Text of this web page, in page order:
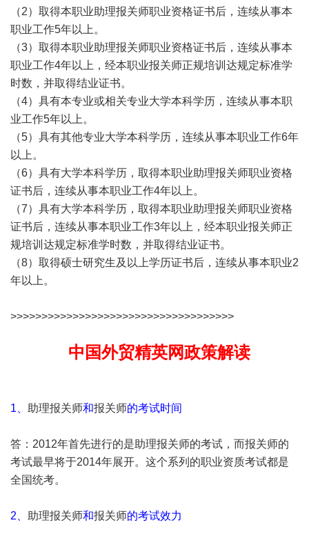
（2）取得本职业助理报关师职业资格证书后，连续从事本
职业工作5年以上。
（3）取得本职业助理报关师职业资格证书后，连续从事本
职业工作4年以上，经本职业报关师正规培训达规定标准学
时数，并取得结业证书。
（4）具有本专业或相关专业大学本科学历，连续从事本职
业工作5年以上。
（5）具有其他专业大学本科学历，连续从事本职业工作6年
以上。
（6）具有大学本科学历，取得本职业助理报关师职业资格
证书后，连续从事本职业工作4年以上。
（7）具有大学本科学历，取得本职业助理报关师职业资格
证书后，连续从事本职业工作3年以上，经本职业报关师正
规培训达规定标准学时数，并取得结业证书。
（8）取得硕士研究生及以上学历证书后，连续从事本职业2
年以上。
>>>>>>>>>>>>>>>>>>>>>>>>>>>>>>>>>>>>
中国外贸精英网政策解读
1、 助理报关师和报关师的考试时间
答：2012年首先进行的是助理报关师的考试，而报关师的
考试最早将于2014年展开。这个系列的职业资质考试都是
全国统考。
2、 助理报关师和报关师的考试效力